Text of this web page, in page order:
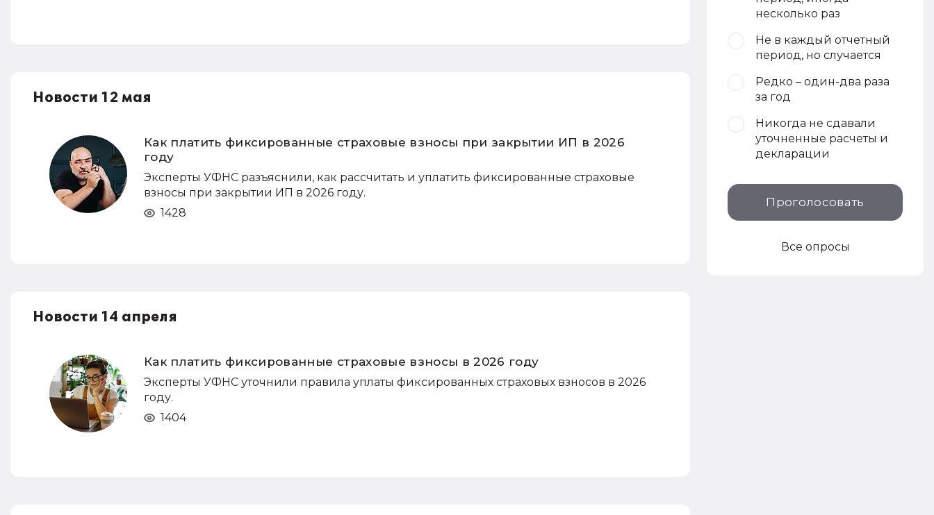
Новости 12 мая
Как платить фиксированные страховые взносы при закрытии ИП в 2026
году
Эксперты УФНС разъяснили, как рассчитать и уплатить фиксированные страховые
взносы при закрытии ИП в 2026 году.
1428
Новости 14 апреля
Как платить фиксированные страховые взносы в 2026 году
Эксперты УФНС уточнили правила уплаты фиксированных страховых взносов в 2026
году.
1404
несколько раз
Не в каждый отчетный
период, но случается
Редко – один-два раза
за год
Никогда не сдавали
уточненные расчеты и
декларации
Проголосовать
Все опросы